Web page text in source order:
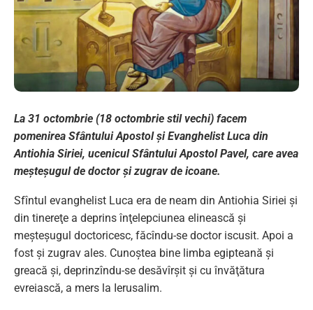
La 31 octombrie (18 octombrie stil vechi) facem
pomenirea Sfântului Apostol şi Evanghelist Luca din
Antiohia Siriei, ucenicul Sfântului Apostol Pavel, care avea
meşteşugul de doctor şi zugrav de icoane.
Sfîntul evanghelist Luca era de neam din Antiohia Siriei şi
din tinereţe a deprins înţelepciunea elinească şi
meşteşugul doctoricesc, făcîndu-se doctor iscusit. Apoi a
fost şi zugrav ales. Cunoştea bine limba egipteană şi
greacă şi, deprinzîndu-se desăvîrşit şi cu învăţătura
evreiască, a mers la Ierusalim.